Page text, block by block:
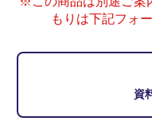
サポート・Q&A / 法人・
もりは下記フォ
資